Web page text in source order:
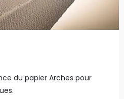
du papier Arches pour